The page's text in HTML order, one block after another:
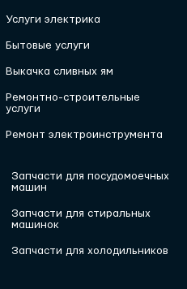
Услуги электрика
Бытовые услуги
Выкачка сливных ям
Ремонтно-строительные
услуги
Ремонт электроинструмента
Запчасти для посудомоечных
машин
Запчасти для стиральных
машинок
Запчасти для холодильников